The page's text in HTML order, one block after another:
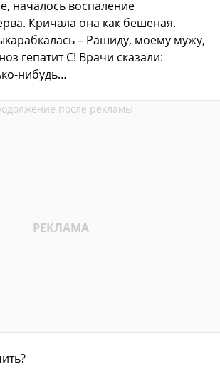
началось воспаление
Кричала она как бешеная.
– Рашиду, моему мужу,
гепатит С! Врачи сказали:
нибудь…